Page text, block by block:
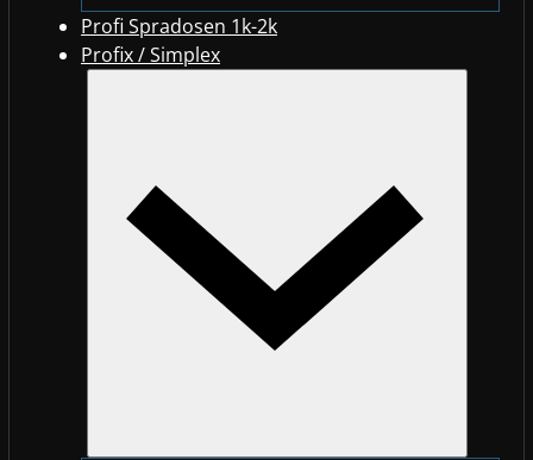
Profi Spradosen 1k-2k
Profix / Simplex